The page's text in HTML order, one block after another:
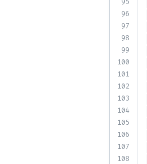
96
97
98
99
100
101
102
103
104
105
106
107
108